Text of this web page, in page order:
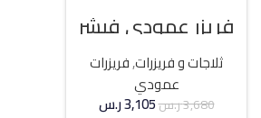
فريزر عمودي فيشر
21 قدم انفرتر – فضي
ثلاجات و فريزرات,فريزرات
عمودي
3,680ر.س3,105ر.س